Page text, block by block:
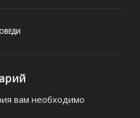
вам необходимо